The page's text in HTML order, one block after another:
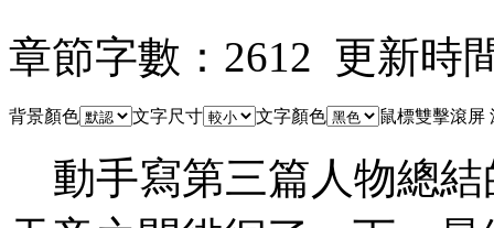
章節字數：2612 更新時
背景顏色 文字尺寸 文字顏色 鼠標雙擊滾屏
動手寫第三篇人物總結